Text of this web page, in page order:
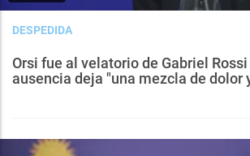
DESPEDIDA
Orsi fue al velatorio de Gabriel
ausencia deja "una mezcla de dolor